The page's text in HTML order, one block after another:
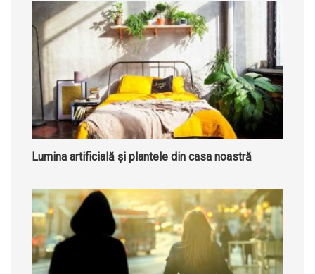
Lumina artificială și plantele din casa noastră